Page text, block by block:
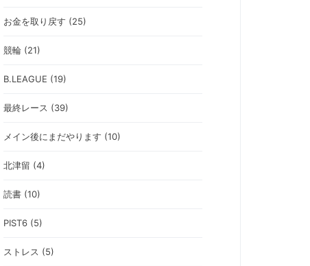
お金を取り戻す (25)
競輪 (21)
B.LEAGUE (19)
最終レース (39)
メイン後にまだやります (10)
北津留 (4)
読書 (10)
PIST6 (5)
ストレス (5)